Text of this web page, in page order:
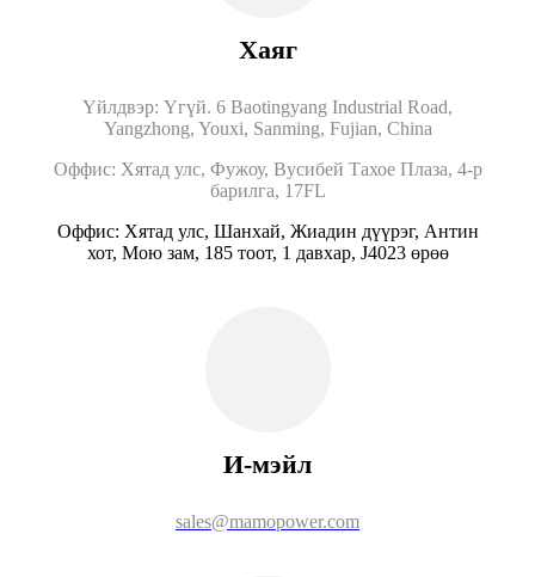
Хаяг
Үйлдвэр: Үгүй. 6 Baotingyang Industrial Road,
Yangzhong, Youxi, Sanming, Fujian, China
Оффис: Хятад улс, Фужоу, Вусибей Тахое Плаза, 4-р
барилга, 17FL
Оффис: Хятад улс, Шанхай, Жиадин дүүрэг, Антин
хот, Мою зам, 185 тоот, 1 давхар, J4023 өрөө
И-мэйл
sales@mamopower.com